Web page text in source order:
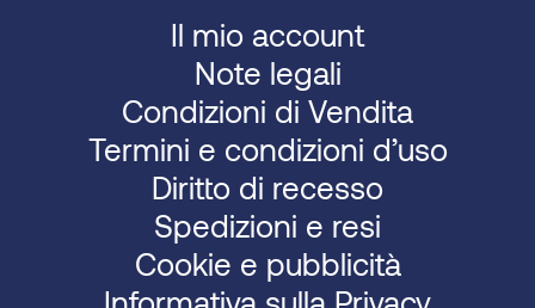
Il mio account
Note legali
Condizioni di Vendita
Termini e condizioni d’uso
Diritto di recesso
Spedizioni e resi
Cookie e pubblicità